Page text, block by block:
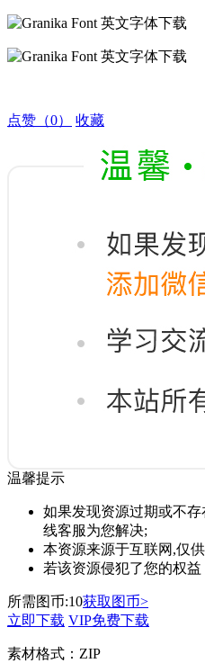
点赞 （0） 收藏
温馨提示
如果发现资源过期或不
线客服为您解决;
本资源来源于互联网,仅
若该资源侵犯了您的权
所需图币:10获取图币>
立即下载 VIP免费下载
素材格式： ZIP